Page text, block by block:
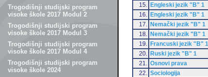
Trogodišnji studijski program
visoke škole 2017 Modul 2
Trogodišnji studijski program
visoke škole 2017 Modul 3
Trogodišnji studijski program
visoke škole 2017 Modul 4
Trogodišnji studijski program
visoke škole 2024
15.
Engleski jezik "B" 1
16.
Engleski jezik "B" 1
17.
Nemački jezik "B" 1
18.
Nemački jezik "B" 1
19.
Francuski jezik "B" 1
20.
Ruski jezik "B" 1
21.
Osnovi prava
22.
Sociologija